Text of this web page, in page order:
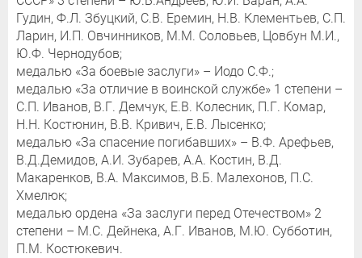
Гудин, Ф.Л. Збуцкий, С.В. Еремин, Н.В. Клементьев, С.П.
Ларин, И.П. Овчинников, М.М. Соловьев, Цовбун М.И.,
Ю.Ф. Чернодубов;
медалью «За боевые заслуги» – Иодо С.Ф.;
медалью «За отличие в воинской службе» 1 степени –
С.П. Иванов, В.Г. Демчук, Е.В. Колесник, П.Г. Комар,
Н.Н. Костюнин, В.В. Кривич, Е.В. Лысенко;
медалью «За спасение погибавших» – В.Ф. Арефьев,
В.Д.Демидов, А.И. Зубарев, А.А. Костин, В.Д.
Макаренков, В.А. Максимов, В.Б. Малехонов, П.С.
Хмелюк;
медалью ордена «За заслуги перед Отечеством» 2
степени – М.С. Дейнека, А.Г. Иванов, М.Ю. Субботин,
П.М. Костюкевич.